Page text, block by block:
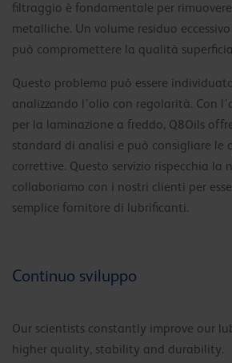
filtraggio è fondamentale per
metalliche. Un volume residuo
può compromettere la qualità
Questo problema può essere
analizzando l’olio con regolarità. Con
per la laminazione a freddo, Q8Oils
standard di analisi e può consigliare le
correttive. Questo servizio rispecchia la
collaboriamo con i nostri clienti per
semplice fornitore di lubrificanti.
Continuo sviluppo
Our scientists constantly improve our
higher quality, stability and durability.